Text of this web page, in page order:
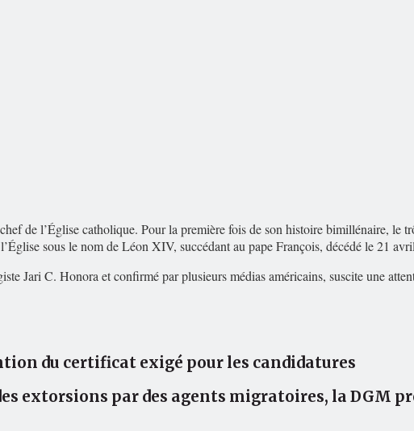
de l’Église catholique. Pour la première fois de son histoire bimillénaire, le
sous le nom de Léon XIV, succédant au pape François, décédé le 21
Jari C. Honora et confirmé par plusieurs médias américains, suscite une
du certificat exigé pour les candidatures
extorsions par des agents migratoires, la DGM